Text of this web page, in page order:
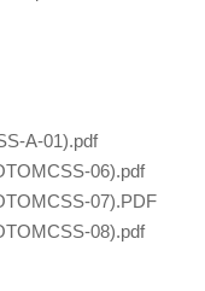
A-01).pdf
06).pdf
07).PDF
08).pdf